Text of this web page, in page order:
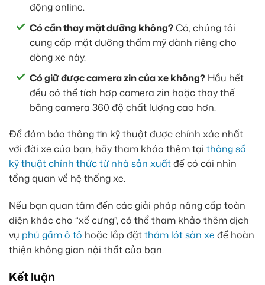
động online.
Có cần thay mặt dưỡng không?Có, chúng tôi
cung cấp mặt dưỡng thẩm mỹ dành riêng cho
dòng xe này.
Có giữ được camera zin của xe không? Hầu hết
đều có thể tích hợp camera zin hoặc thay thế
bằng camera 360 độ chất lượng cao hơn.
Để đảm bảo thông tin kỹ thuật được chính xác nhất
với đời xe của bạn, hãy tham khảo thêm tại thông số
kỹ thuật chính thức từ nhà sản xuấtđể có cái nhìn
tổng quan về hệ thống xe.
Nếu bạn quan tâm đến các giải pháp nâng cấp toàn
diện khác cho “xế cưng”, có thể tham khảo thêm dịch
vụ phủ gầm ô tô hoặc lắp đặtthảm lót sàn xe để hoàn
thiện không gian nội thất của bạn.
Kết luận